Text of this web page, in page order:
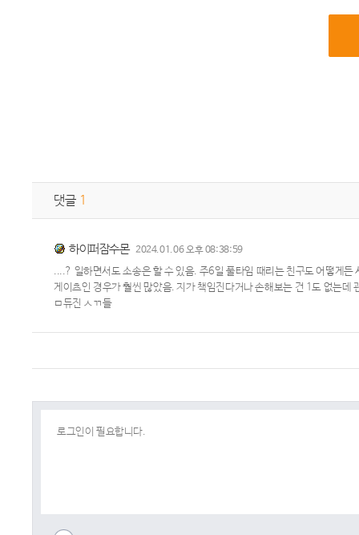
댓글 1
하이퍼잠수몬 2024.01.06 오후 08:38:59
....? 일하면서도 소송은 할 수 있음. 주6일 풀타임 때리는 친구도 어떻게
게이츠인 경우가 훨씬 많았음. 지가 책임진다거나 손해보는 건 1도 없는
ㅁ듀진 ㅅㄲ들